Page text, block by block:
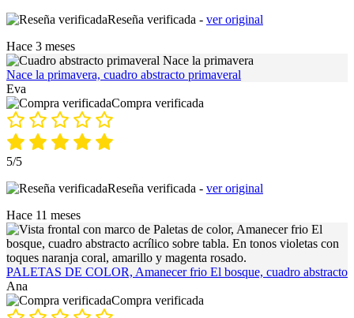
Reseña verificada - ver original
Hace 3 meses
Nace la primavera, cuadro abstracto primaveral
Eva
Compra verificada
5/5
Reseña verificada - ver original
Hace 11 meses
PALETAS DE COLOR, Amanecer frio El bosque, cuadro abstracto
Ana
Compra verificada